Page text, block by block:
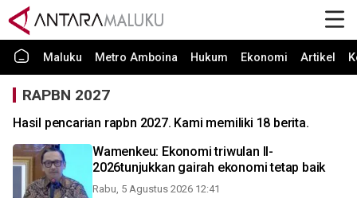
Maluku Metro Amboina Hukum Ekonomi Artikel
RAPBN 2027
Hasil pencarian rapbn 2027. Kami memiliki 18 berita.
Wamenkeu: Ekonomi triwulan II-
2026tunjukkan gairah ekonomi tetap baik
Rabu, 5 Agustus 2026 12:41